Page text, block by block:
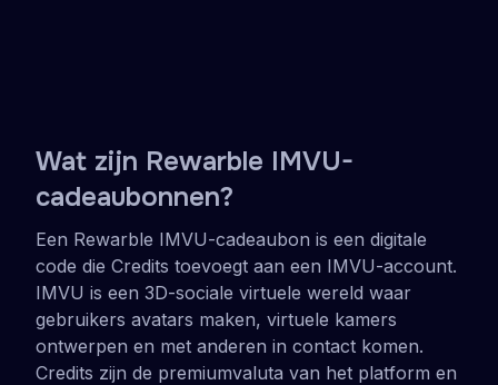
Wat zijn Rewarble IMVU-
cadeaubonnen?
Een Rewarble IMVU-cadeaubon is een digitale
code die Credits toevoegt aan een IMVU-account.
IMVU is een 3D-sociale virtuele wereld waar
gebruikers avatars maken, virtuele kamers
ontwerpen en met anderen in contact komen.
Credits zijn de premiumvaluta van het platform en